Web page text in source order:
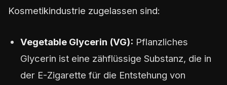
Kosmetikindustrie zugelassen sind:
Vegetable Glycerin (VG): Pflanzliches
Glycerin ist eine zähflüssige Substanz, die in
der E-Zigarette für die Entstehung von